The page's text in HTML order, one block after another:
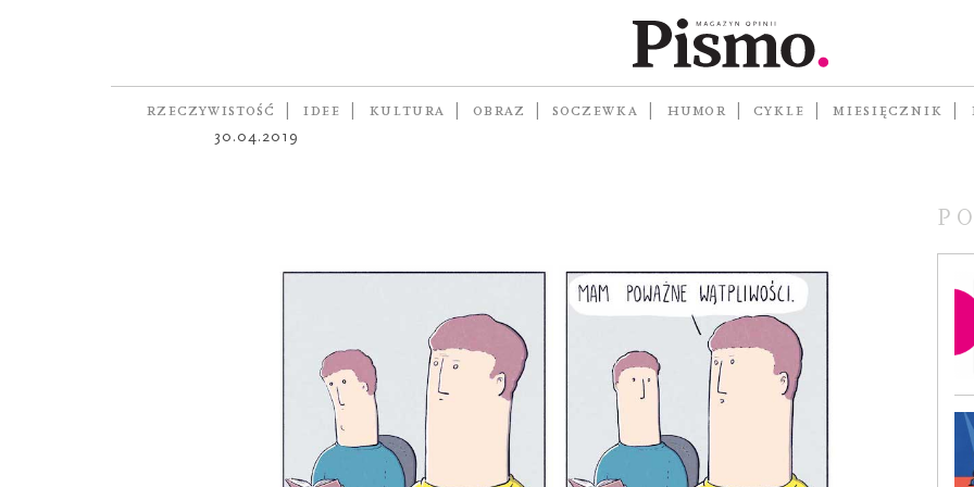
RZECZYWISTOŚĆ IDEE KULTURA OBRAZ SOCZEWKA HUMOR CYKLE MIESIĘCZNIK
autor PAWEŁ JAROŃSKI
30.04.2019